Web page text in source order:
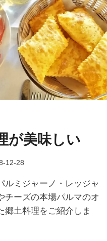
が美味しい
12-28
ルミジャーノ・レッジャ
チーズの本場パルマのオ
郷土料理をご紹介しま